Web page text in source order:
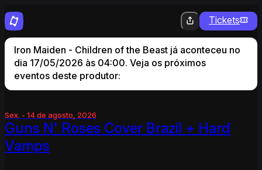
Tickets
Iron Maiden - Children of the Beast já aconteceu no
dia 17/05/2026 às 04:00. Veja os próximos
eventos deste produtor:
Sex. - 14 de agosto, 2026
Guns N' Roses Cover Brazil + Hard
Vamps